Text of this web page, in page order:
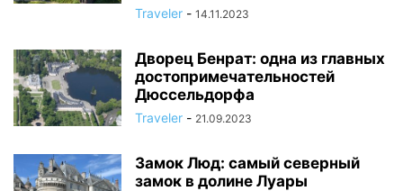
Traveler - 14.11.2023
Дворец Бенрат: одна из главных
достопримечательностей
Дюссельдорфа
Traveler - 21.09.2023
Замок Люд: самый северный
замок в долине Луары